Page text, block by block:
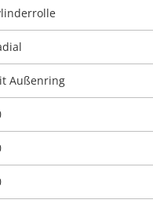
Außenring